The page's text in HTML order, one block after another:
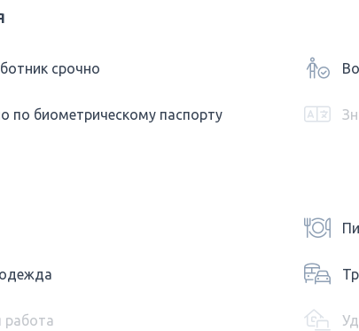
срочно
по биометрическому паспорту
работа